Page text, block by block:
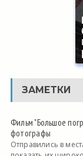
ЗАМЕТКИ
Фильм "Большое
фотографы
Отправились в